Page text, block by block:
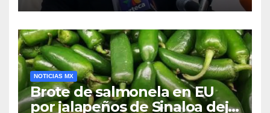
NOTICIAS MX
Brote de salmonela en EU
por jalapeños de Sinaloa deja